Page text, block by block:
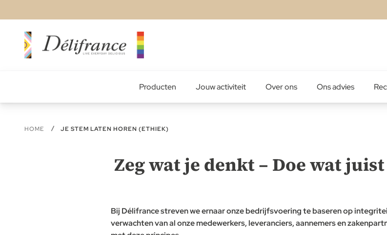
naar
inhoud
Producten Jouw activiteit Over ons Ons advies
HOME JE STEM LATEN HOREN (ETHIEK)
Zeg wat je denkt – Doe wat
Bij Délifrance streven we ernaar onze bedrijfsvoering te baseren op
verwachten van al onze medewerkers, leveranciers, aannemers en